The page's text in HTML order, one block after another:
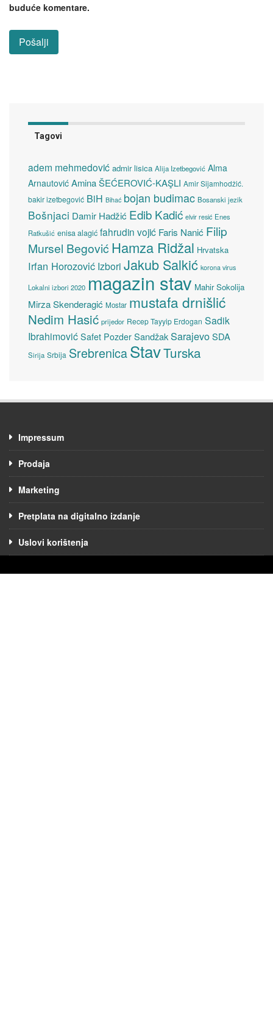
buduće komentare.
Tagovi
adem mehmedović admir lisica Alija Izetbegović Alma
Arnautović Amina ŠEĆEROVIĆ-KAŞLI Amir Sijamhodžić.
bakir izetbegović BiH Bihać bojan budimac Bosanski jezik
Bošnjaci Damir Hadžić Edib Kadić elvir resić Enes
Ratkušić enisa alagić fahrudin vojić Faris Nanić Filip
Mursel Begović Hamza Ridžal Hrvatska
Irfan Horozović Izbori Jakub Salkić korona virus
Lokalni izbori 2020 magazin stav Mahir Sokolija
Mirza Skenderagić Mostar mustafa drnišlić
Nedim Hasić prijedor Recep Tayyip Erdogan Sadik
Ibrahimović Safet Pozder SandžakSarajevoSDA
Sirija Srbija SrebrenicaStavTurska
Impressum
Prodaja
Marketing
Pretplata na digitalno izdanje
Uslovi korištenja